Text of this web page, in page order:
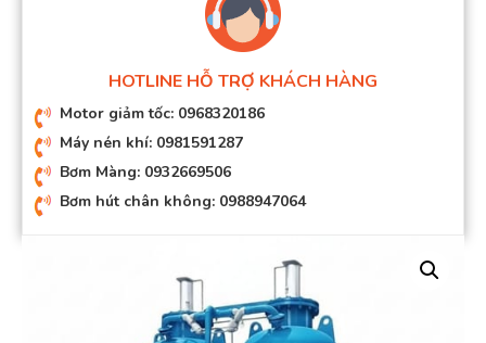
HOTLINE HỖ TRỢ KHÁCH HÀNG
Motor giảm tốc: 0968320186
Máy nén khí: 0981591287
Bơm Màng: 0932669506
Bơm hút chân không: 0988947064